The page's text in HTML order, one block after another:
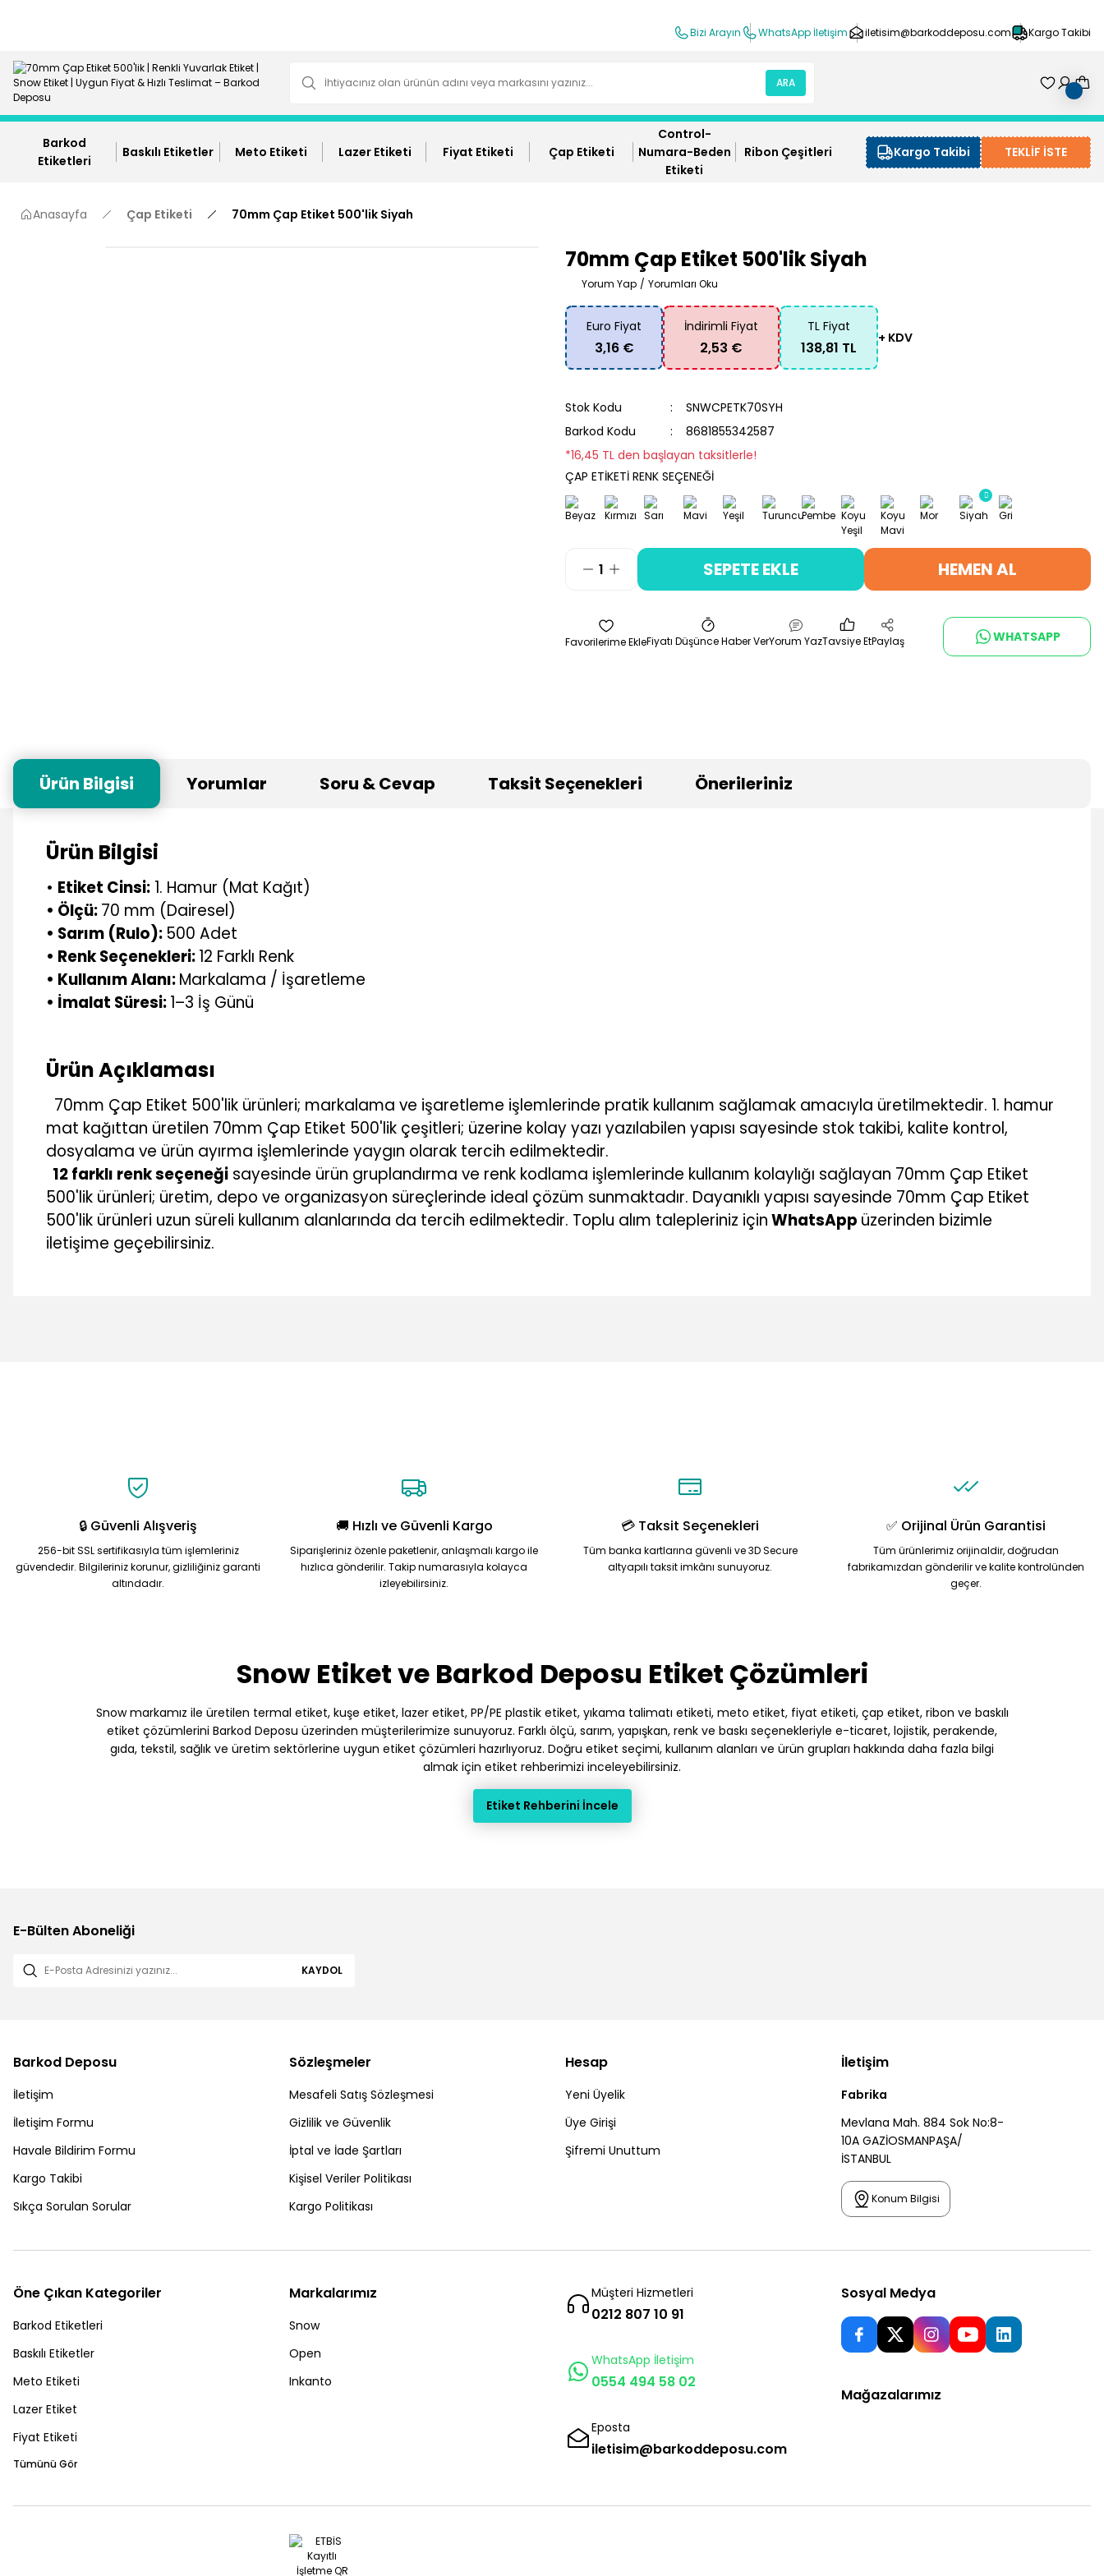
Bizi Arayın WhatsApp İletişim iletisim@barkoddeposu.com Kargo Takibi
ARA
Barkod
Etiketleri
Baskılı Etiketler Meto Etiketi Lazer Etiketi Fiyat Etiketi Çap Etiketi
Control-
Numara-Beden
Etiketi
Ribon Çeşitleri Kargo Takibi TEKLİF İSTE
Anasayfa Çap Etiketi 70mm Çap Etiket 500'lik Siyah
70mm Çap Etiket 500'lik Siyah
Yorum Yap / Yorumları Oku
Euro Fiyat
3,16 €
İndirimli Fiyat
2,53 €
TL Fiyat
138,81 TL
+ KDV
Stok Kodu
SNWCPETK70SYH
Barkod Kodu
8681855342587
*16,45 TL den başlayan taksitlerle!
ÇAP ETİKETİ RENK SEÇENEĞİ
SEPETE EKLE HEMEN AL
Fiyatı Düşünce Haber VerYorum YazTavsiye EtPaylaş WHATSAPP
Ürün Bilgisi Yorumlar Soru & Cevap Taksit Seçenekleri Önerileriniz
Ürün Bilgisi
• Etiket Cinsi: 1. Hamur (Mat Kağıt)
• Ölçü:70 mm (Dairesel)
• Sarım (Rulo):500 Adet
• Renk Seçenekleri:12 Farklı Renk
• Kullanım Alanı:Markalama / İşaretleme
• İmalat Süresi:1–3 İş Günü
Ürün Açıklaması
70mm Çap Etiket 500'lik ürünleri; markalama ve işaretleme işlemlerinde pratik kullanım sağlamak amacıyla üretilmektedir. 1. hamur
mat kağıttan üretilen 70mm Çap Etiket 500'lik çeşitleri; üzerine kolay yazı yazılabilen yapısı sayesinde stok takibi, kalite kontrol,
dosyalama ve ürün ayırma işlemlerinde yaygın olarak tercih edilmektedir.
12 farklı renk seçeneği sayesinde ürün gruplandırma ve renk kodlama işlemlerinde kullanım kolaylığı sağlayan 70mm Çap Etiket
500'lik ürünleri; üretim, depo ve organizasyon süreçlerinde ideal çözüm sunmaktadır. Dayanıklı yapısı sayesinde 70mm Çap Etiket
500'lik ürünleri uzun süreli kullanım alanlarında da tercih edilmektedir. Toplu alım talepleriniz içinWhatsApp üzerinden bizimle
iletişime geçebilirsiniz.
Bu ürüne benzer farklı alternatifler olmalı.
🔒 Güvenli Alışveriş
256-bit SSL sertifikasıyla tüm işlemleriniz
güvendedir. Bilgileriniz korunur, gizliliğiniz garanti
altındadır.
🚚 Hızlı ve Güvenli Kargo
Siparişleriniz özenle paketlenir, anlaşmalı kargo ile
hızlıca gönderilir. Takip numarasıyla kolayca
izleyebilirsiniz.
💳 Taksit Seçenekleri
Tüm banka kartlarına güvenli ve 3D Secure
altyapılı taksit imkânı sunuyoruz.
✅ Orijinal Ürün Garantisi
Tüm ürünlerimiz orijinaldir, doğrudan
fabrikamızdan gönderilir ve kalite kontrolünden
geçer.
Snow Etiket ve Barkod Deposu Etiket Çözümleri
Snow markamız ile üretilen termal etiket, kuşe etiket, lazer etiket, PP/PE plastik etiket, yıkama talimatı etiketi, meto etiket, fiyat etiketi, çap etiket, ribon ve baskılı
etiket çözümlerini Barkod Deposu üzerinden müşterilerimize sunuyoruz. Farklı ölçü, sarım, yapışkan, renk ve baskı seçenekleriyle e-ticaret, lojistik, perakende,
gıda, tekstil, sağlık ve üretim sektörlerine uygun etiket çözümleri hazırlıyoruz. Doğru etiket seçimi, kullanım alanları ve ürün grupları hakkında daha fazla bilgi
almak için etiket rehberimizi inceleyebilirsiniz.
Etiket Rehberini İncele
E-Bülten Aboneliği
KAYDOL
Barkod Deposu
İletişim
İletişim Formu
Havale Bildirim Formu
Kargo Takibi
Sıkça Sorulan Sorular
Sözleşmeler
Mesafeli Satış Sözleşmesi
Gizlilik ve Güvenlik
İptal ve İade Şartları
Kişisel Veriler Politikası
Kargo Politikası
Hesap
Yeni Üyelik
Üye Girişi
Şifremi Unuttum
İletişim
Fabrika
Mevlana Mah. 884 Sok No:8-
10A GAZİOSMANPAŞA/
İSTANBUL
Konum Bilgisi
Öne Çıkan Kategoriler
Barkod Etiketleri
Baskılı Etiketler
Meto Etiketi
Lazer Etiket
Fiyat Etiketi
Tümünü Gör
Markalarımız
Snow
Open
Inkanto
Müşteri Hizmetleri
0212 807 10 91
WhatsApp İletişim
0554 494 58 02
Eposta
iletisim@barkoddeposu.com
Sosyal Medya
Mağazalarımız